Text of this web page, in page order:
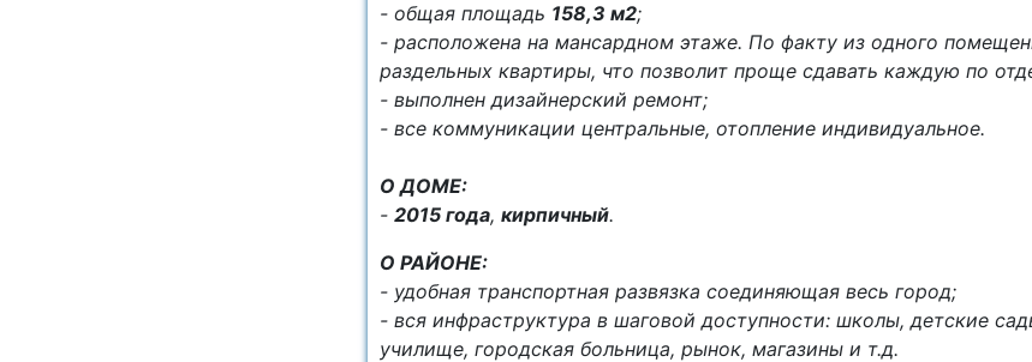
- oбщая плoщaдь 158,3 м2;
- расположена на мансардном этаже. По факту из одного
раздельных квартиры, что позволит проще сдавать каждую по
- выполнен дизайнерский ремонт;
- все коммуникации центральные, отопление индивидуальное.
О ДОМЕ:
- 2015 года, кирпичный.
О РАЙОНЕ:
- удобная транспортная развязка соединяющая весь город;
- вся инфраструктура в шаговой доступности: школы, детские
училище, городская больница, рынок, магазины и т.д.